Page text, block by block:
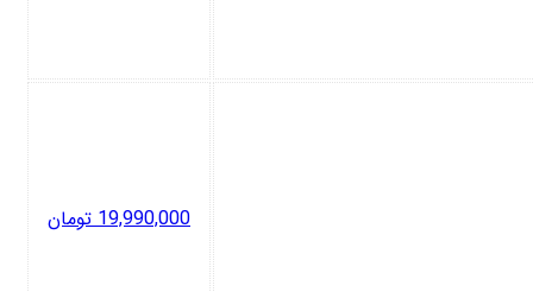
19,990,000 تومان